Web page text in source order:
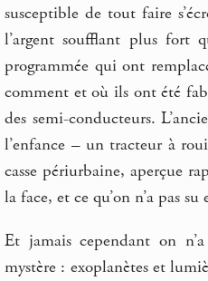
susceptible de tout faire
l’argent soufflant plus fort
programmée qui ont
comment et où ils ont été
des semi-conducteurs.
l’enfance – un tracteur à
casse périurbaine, aperçue
la face, et ce qu’on n’a pas su
Et jamais cependant on
mystère : exoplanètes et